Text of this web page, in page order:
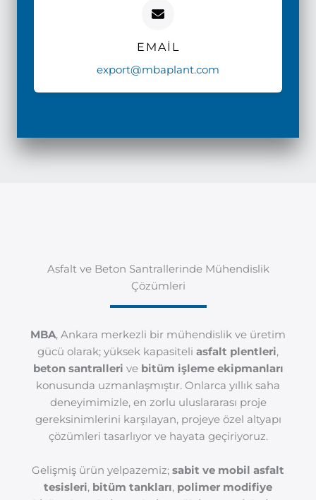
EMAIL
export@mbaplant.com
Asfalt ve Beton Santrallerinde Mühendislik
Çözümleri
MBA, Ankara merkezli bir mühendislik ve üretim
gücü olarak; yüksek kapasiteli asfalt plentleri,
beton santralleri ve bitüm işleme ekipmanları
konusunda uzmanlaşmıştır. Onlarca yıllık saha
deneyimimizle, en zorlu uluslararası proje
gereksinimlerini karşılayan, projeye özel altyapı
çözümleri tasarlıyor ve hayata geçiriyoruz.
Gelişmiş ürün yelpazemiz; sabit ve mobil asfalt
tesisleri, bitüm tankları, polimer modifiye